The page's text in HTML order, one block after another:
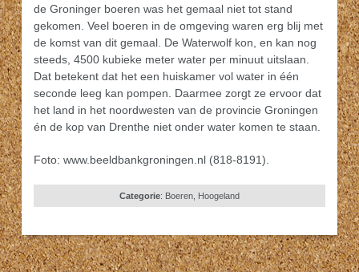
de Groninger boeren was het gemaal niet tot stand
gekomen. Veel boeren in de omgeving waren erg blij met
de komst van dit gemaal. De Waterwolf kon, en kan nog
steeds, 4500 kubieke meter water per minuut uitslaan.
Dat betekent dat het een huiskamer vol water in één
seconde leeg kan pompen. Daarmee zorgt ze ervoor dat
het land in het noordwesten van de provincie Groningen
én de kop van Drenthe niet onder water komen te staan.
Foto: www.beeldbankgroningen.nl (818-8191).
Categorie: Boeren Hoogeland